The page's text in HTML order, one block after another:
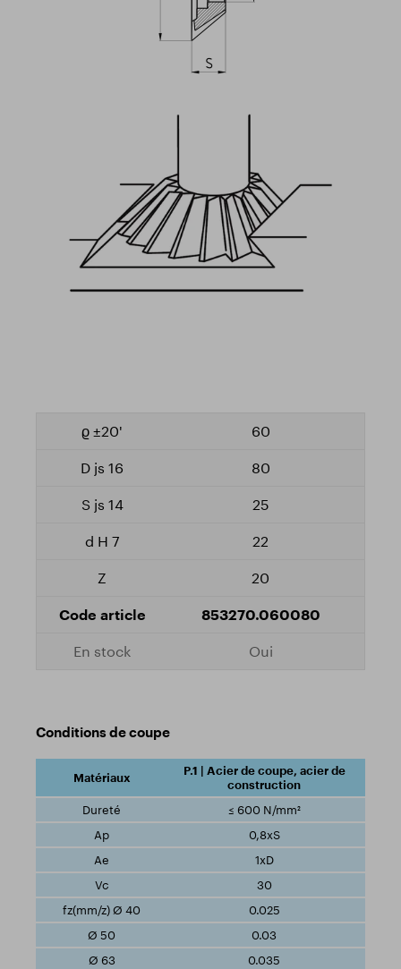
60
80
25
22
20
853270.060080
Oui
Conditions de coupe
P.1 | Acier de coupe, acier de
construction
≤ 600 N/mm²
0,8xS
1xD
30
0.025
0.03
0.035